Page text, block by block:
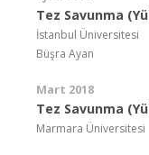
Tez Savunma
İstanbul Üniversitesi
Büşra Ayan
Mart 2018
Tez Savunma
Marmara Üniversitesi